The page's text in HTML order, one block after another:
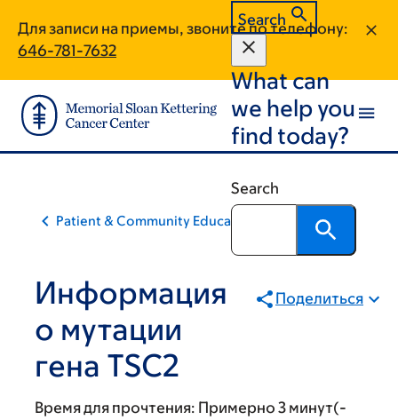
main
content
footer
Для записи на приемы, звоните по телефону:
646-781-7632
Search
What can
we help you
find today?
Search
Patient & Community Education
Информация
о мутации
гена TSC2
Поделиться
Время для прочтения: Примерно 3 минут(-